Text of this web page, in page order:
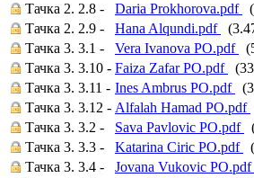
Тачка 2. 2.8 -
Daria Prokhorova.pdf
Тачка 2. 2.9 -
Hana Alqundi.pdf
Тачка 3. 3.1 -
Vera Ivanova PO.pdf
Тачка 3. 3.10 - Faiza Zafar PO.pdf
Тачка 3. 3.11 - Ines Ambrus PO.pdf
Тачка 3. 3.12 - Alfalah Hamad PO.pdf
Тачка 3. 3.2 -
Sava Pavlovic PO.pdf
Тачка 3. 3.3 -
Katarina Ciric PO.pdf
Тачка 3. 3.4 -
Jovana Vukovic PO.pdf